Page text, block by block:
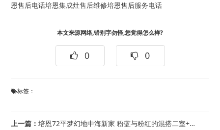
恩售后电话培恩集成灶售后维修培恩售后服务电话
本文来源网络,错别字勿怪,您觉得怎么样?
0 0
标签：
上一篇：培恩72平梦幻地中海新家 粉蓝与粉红的混搭二室+培恩72平米童话小屋 集虚打造我...